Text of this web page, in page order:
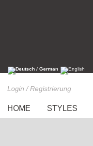
Login / Registrierung
HOME STYLES